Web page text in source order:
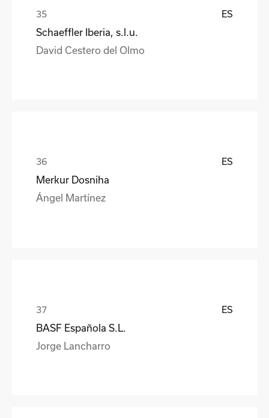
ES
Schaeffler Iberia, s.l.u.
David Cestero del Olmo
ES
Merkur Dosniha
Ángel Martínez
ES
BASF Española S.L.
Jorge Lancharro